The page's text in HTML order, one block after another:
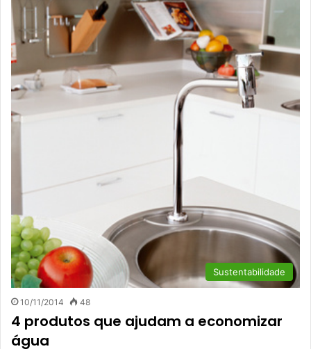
Sustentabilidade
10/11/2014 48
4 produtos que ajudam a economizar
água